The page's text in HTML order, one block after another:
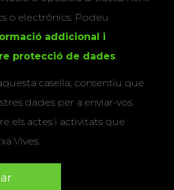
o electrònics. Podeu
addicional i
protecció de dades.
casella, consentiu que
dades per a enviar-vos
els actes i activitats que
Vives.